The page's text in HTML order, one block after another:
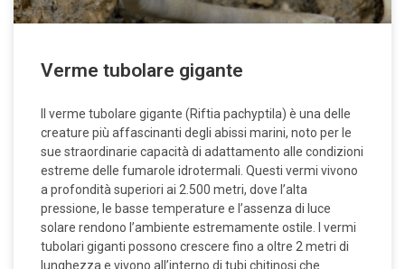
Verme tubolare gigante
Il verme tubolare gigante (Riftia pachyptila) è una delle
creature più affascinanti degli abissi marini, noto per le
sue straordinarie capacità di adattamento alle condizioni
estreme delle fumarole idrotermali. Questi vermi vivono
a profondità superiori ai 2.500 metri, dove l’alta
pressione, le basse temperature e l’assenza di luce
solare rendono l’ambiente estremamente ostile. I vermi
tubolari giganti possono crescere fino a oltre 2 metri di
lunghezza e vivono all’interno di tubi chitinosi che